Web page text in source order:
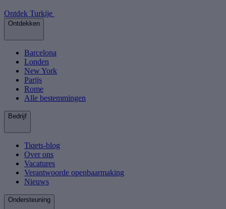
Ontdek Turkije
Ontdekken
Barcelona
Londen
New York
Parijs
Rome
Alle bestemmingen
Bedrijf
Tiqets-blog
Over ons
Vacatures
Verantwoorde openbaarmaking
Nieuws
Ondersteuning